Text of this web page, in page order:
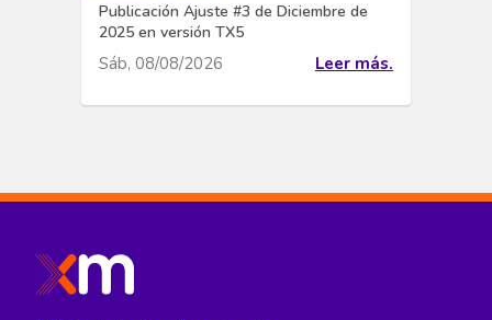
Publicación Ajuste #3 de Diciembre de
2025 en versión TX5
Sáb, 08/08/2026 Leer más.